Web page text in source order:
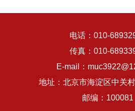
电话：010-
传真：010-
E-mail：
地址：北京市海淀区中关
邮编：100081